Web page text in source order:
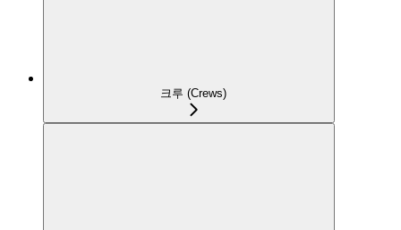
크루 (Crews)